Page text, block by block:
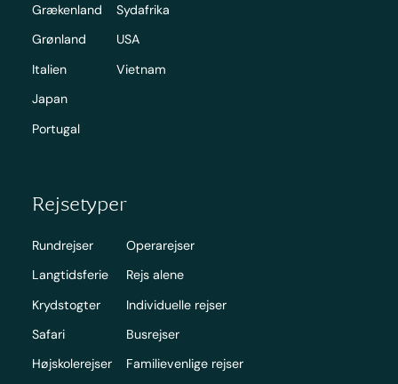
Grækenland
Grønland
Italien
Japan
Portugal
Sydafrika
USA
Vietnam
Rejsetyper
Rundrejser
Langtidsferie
Krydstogter
Safari
Højskolerejser
Operarejser
Rejs alene
Individuelle rejser
Busrejser
Familievenlige rejser